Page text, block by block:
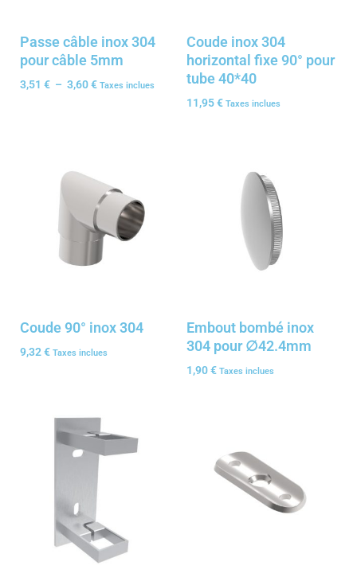
Passe câble inox 304
pour câble 5mm
3,51 € – 3,60€ Taxes inclues
Coude inox 304
horizontal fixe 90° pour
tube 40*40
11,95€ Taxes inclues
Coude 90° inox 304
9,32€ Taxes inclues
Embout bombé inox
304 pour ∅42.4mm
1,90€ Taxes inclues